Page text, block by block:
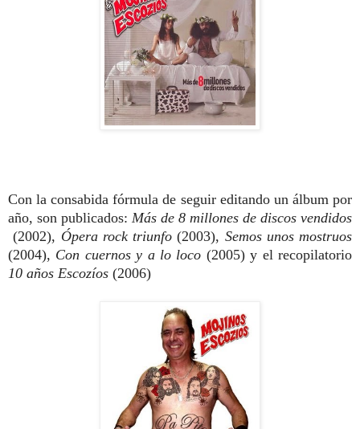
Con la consabida fórmula de seguir editando un álbum por
año, son publicados: Más de 8 millones de discos vendidos
(2002), Ópera rock triunfo(2003), Semos unos mostruos
(2004), Con cuernos y a lo loco (2005) y el recopilatorio
10 años Escozíos (2006)